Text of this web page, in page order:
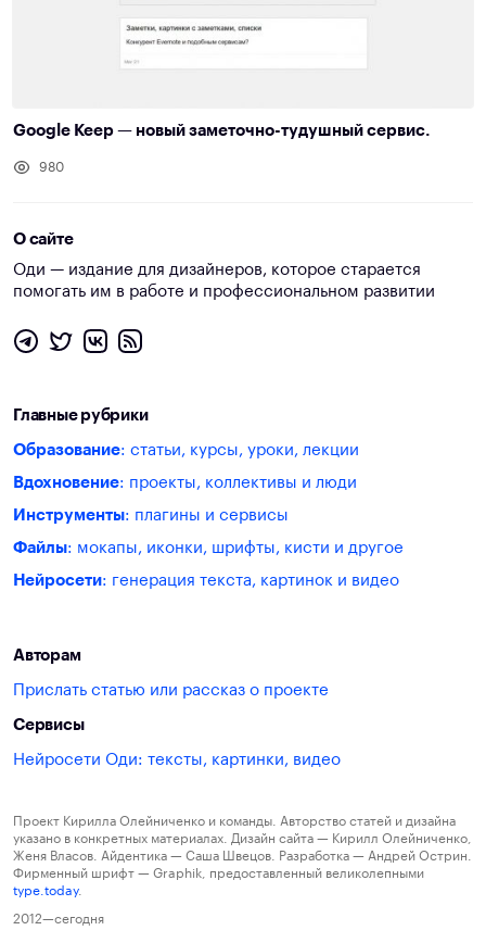
Google Keep — новый заметочно-тудушный сервис.
980
О сайте
Оди — издание для дизайнеров, которое старается
помогать им в работе и профессиональном развитии
Главные рубрики
Образование: статьи, курсы, уроки, лекции
Вдохновение: проекты, коллективы и люди
Инструменты: плагины и сервисы
Файлы: мокапы, иконки, шрифты, кисти и другое
Нейросети: генерация текста, картинок и видео
Авторам
Прислать статью или рассказ о проекте
Сервисы
Нейросети Оди: тексты, картинки, видео
Проект Кирилла Олейниченко и команды. Авторство статей и дизайна
указано в конкретных материалах. Дизайн сайта — Кирилл Олейниченко,
Женя Власов. Айдентика — Саша Швецов. Разработка — Андрей Острин.
Фирменный шрифт — Graphik, предоставленный великолепными
type.today.
2012—сегодня